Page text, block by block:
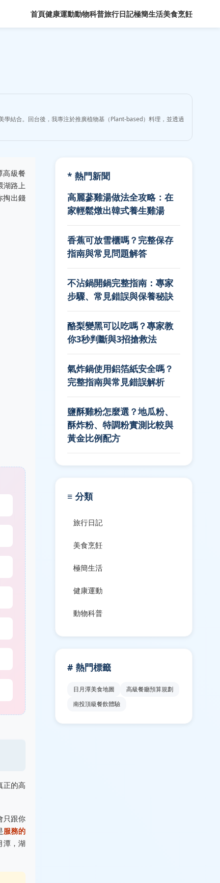
首頁健康運動動物科普旅行日記極簡生活美食烹飪
結合。回台後，我專注於推廣植物基（Plant-based）料理，並透過
高級餐
湖路上
掏出錢
正的高
只跟你
服務的
潭，湖
* 熱門新聞
高麗蔘雞湯做法全攻略：在
家輕鬆燉出韓式養生雞湯
香蕉可放雪櫃嗎？完整保存
指南與常見問題解答
不沾鍋開鍋完整指南：專家
步驟、常見錯誤與保養秘訣
酪梨變黑可以吃嗎？專家教
你3秒判斷與3招搶救法
氣炸鍋使用鋁箔紙安全嗎？
完整指南與常見錯誤解析
鹽酥雞粉怎麼選？地瓜粉、
酥炸粉、特調粉實測比較與
黃金比例配方
≡ 分類
旅行日記
美食烹飪
極簡生活
健康運動
動物科普
# 熱門標籤
日月潭美食地圖
高級餐廳預算規劃
南投頂級餐飲體驗